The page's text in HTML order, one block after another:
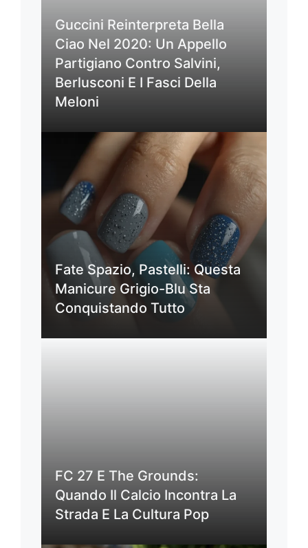
Guccini Reinterpreta Bella
Ciao Nel 2020: Un Appello
Partigiano Contro Salvini,
Berlusconi E I Fasci Della
Meloni
Fate Spazio, Pastelli: Questa
Manicure Grigio-Blu Sta
Conquistando Tutto
FC 27 E The Grounds:
Quando Il Calcio Incontra La
Strada E La Cultura Pop